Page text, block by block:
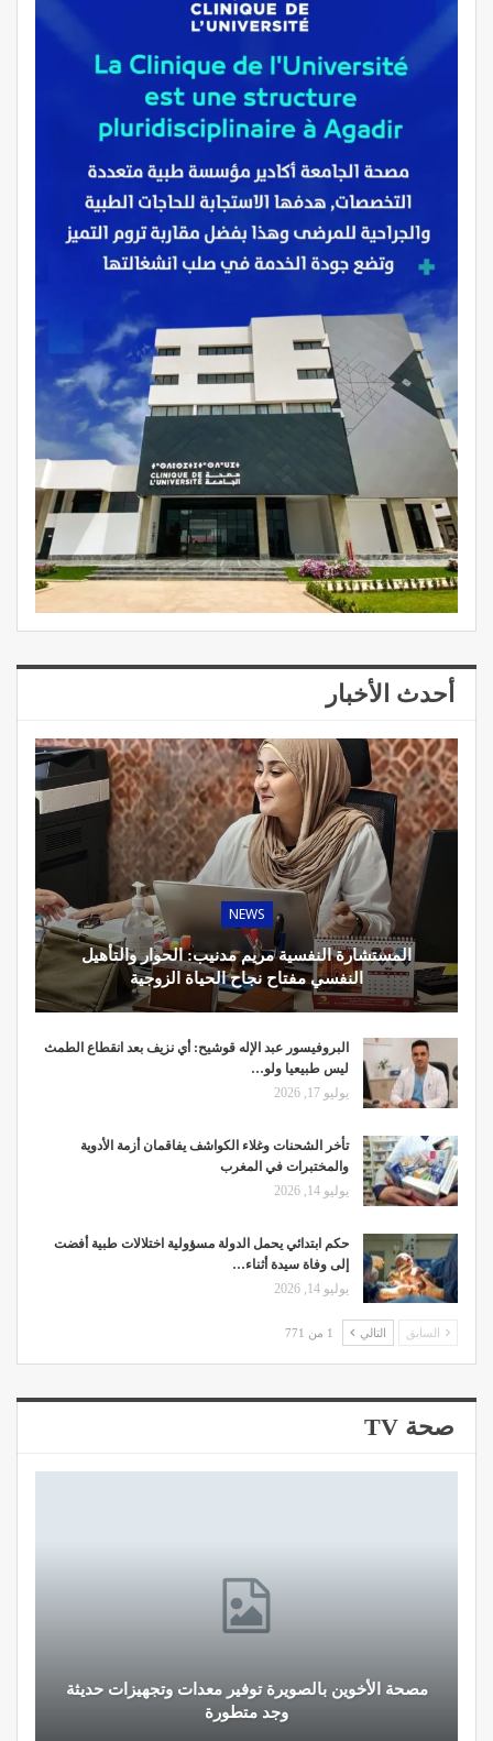
أحدث الأخبار
NEWS
المستشارة النفسية مريم مدنيب: الحوار والتأهيل
النفسي مفتاح نجاح الحياة الزوجية
البروفيسور عبد الإله قوشيح: أي نزيف بعد انقطاع الطمث
ليس طبيعيا ولو…
يوليو 17, 2026
تأخر الشحنات وغلاء الكواشف يفاقمان أزمة الأدوية
والمختبرات في المغرب
يوليو 14, 2026
حكم ابتدائي يحمل الدولة مسؤولية اختلالات طبية أفضت
إلى وفاة سيدة أثناء…
يوليو 14, 2026
السابق التالي 1 من 771
صحة TV
مصحة الأخوين بالصويرة توفير معدات وتجهيزات حديثة
وجد متطورة